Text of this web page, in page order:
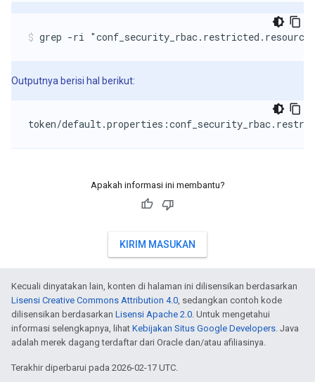
grep -ri
Outputnya berisi hal berikut:
token/
Apakah informasi ini membantu?
KIRIM MASUKAN
Kecuali dinyatakan lain, konten di halaman ini dilisensikan berdasarkan
Lisensi Creative Commons Attribution 4.0, sedangkan contoh kode
dilisensikan berdasarkan Lisensi Apache 2.0. Untuk mengetahui
informasi selengkapnya, lihat Kebijakan Situs Google Developers. Java
adalah merek dagang terdaftar dari Oracle dan/atau afiliasinya.
Terakhir diperbarui pada 2026-02-17 UTC.